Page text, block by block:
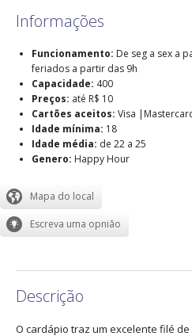
Informações
Funcionamento: De seg a sex a
feriados a partir das 9h
Capacidade: 400
Preços: até R$ 10
Cartões aceitos: Visa
Idade mínima: 18
Idade média: de 22 a 25
Genero: Happy Hour
Descrição
O cardápio traz um excelente filé